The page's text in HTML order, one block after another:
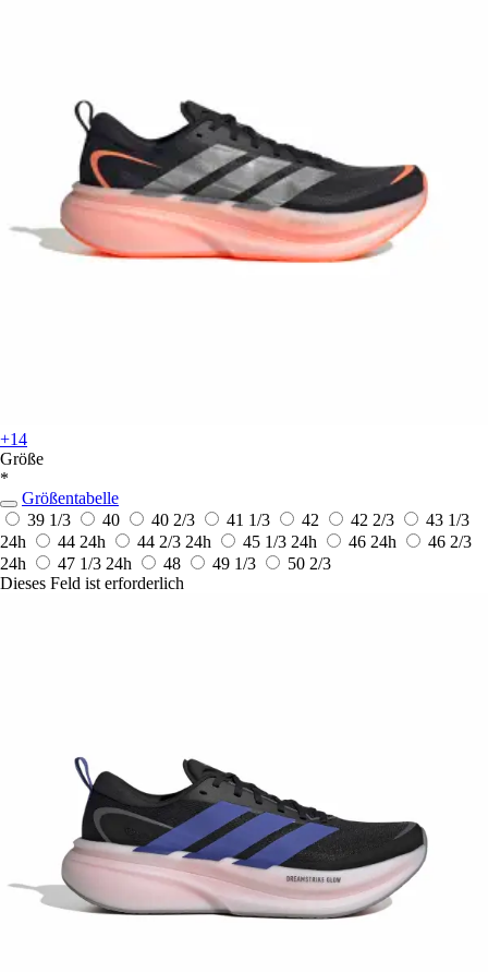
+14
Größe
*
Größentabelle
39 1/3
40 40 2/3 41 1/3 42 42 2/3
43 1/3
24h
44 24h 44 2/3 24h 45 1/3 24h 46 24h
46 2/3
24h
47 1/3 24h 48 49 1/3
50 2/3
Dieses Feld ist erforderlich